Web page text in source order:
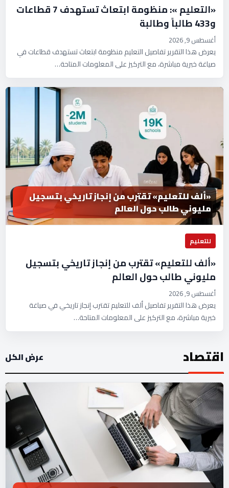
«التعليم »: منظومة ابتعاث تستهدف 7 قطاعات
و433 طالباً وطالبة
أغسطس 9, 2026
يعرض هذا التقرير تفاصيل التعليم منظومة ابتعاث تستهدف قطاعات في
صياغة خبرية مباشرة، مع التركيز على المعلومات المتاحة…
«ألف للتعليم» تقترب من إنجاز تاريخي بتسجيل
مليوني طالب حول العالم
للتعليم
«ألف للتعليم» تقترب من إنجاز تاريخي بتسجيل
مليوني طالب حول العالم
أغسطس 9, 2026
يعرض هذا التقرير تفاصيل ألف للتعليم تقترب إنجاز تاريخي في صياغة
خبرية مباشرة، مع التركيز على المعلومات المتاحة…
اقتصاد عرض الكل